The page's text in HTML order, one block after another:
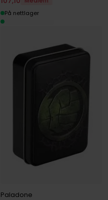
Paladone
På nettlager